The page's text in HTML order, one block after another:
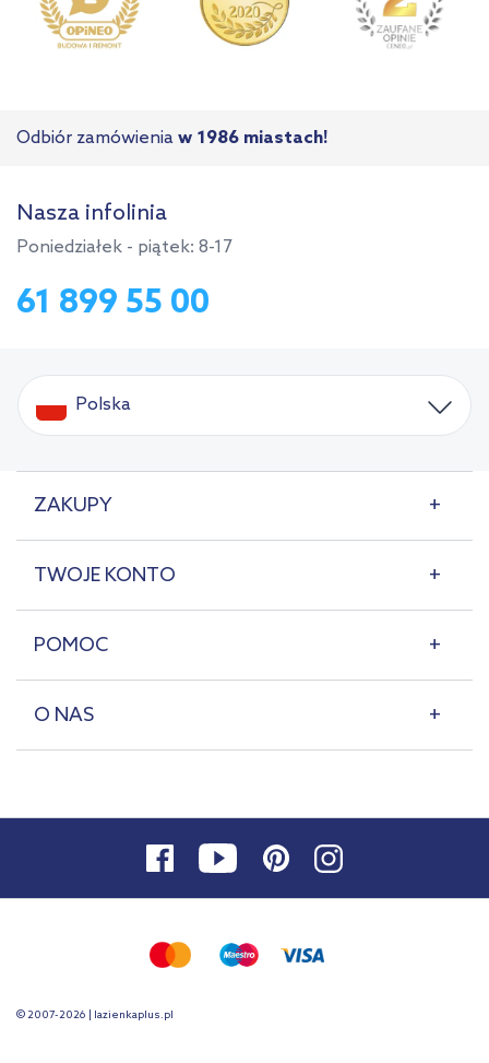
Odbiór zamówienia w 1986 miastach!
Nasza infolinia
Poniedziałek - piątek: 8-17
61 899 55 00
Polska
ZAKUPY
TWOJE KONTO
POMOC
O NAS
© 2007-2026 | lazienkaplus.pl